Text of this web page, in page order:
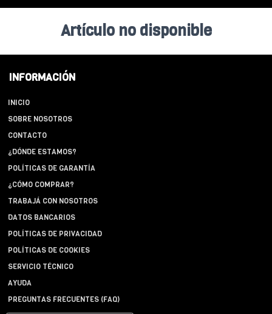
Artículo no disponible
INFORMACIÓN
INICIO
SOBRE NOSOTROS
CONTACTO
¿DÓNDE ESTAMOS?
POLÍTICAS DE GARANTÍA
¿CÓMO COMPRAR?
TRABAJÁ CON NOSOTROS
DATOS BANCARIOS
POLÍTICAS DE PRIVACIDAD
POLÍTICAS DE COOKIES
SERVICIO TÉCNICO
AYUDA
PREGUNTAS FRECUENTES (FAQ)